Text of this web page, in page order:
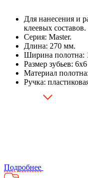
Для нанесения и
клеевых составов.
Серия: Master.
Длина: 270 мм.
Ширина полотна:
Размер зубьев:
Материал
Ручка:
Подробнее